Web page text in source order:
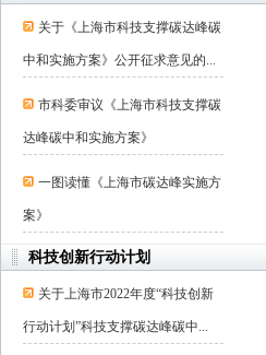
关于《上海市科技支撑碳达峰碳
中和实施方案》公开征求意见的...
市科委审议《上海市科技支撑碳
达峰碳中和实施方案》
一图读懂《上海市碳达峰实施方
案》
科技创新行动计划
关于上海市2022年度“科技创新
行动计划”科技支撑碳达峰碳中...